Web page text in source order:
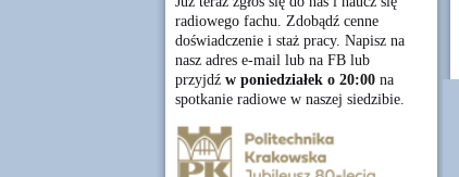
radiowego fachu. Zdobądź cenne
doświadczenie i staż pracy. Napisz na
nasz adres e-mail lub na FB lub
przyjdź w poniedziałek o 20:00na
spotkanie radiowe w naszej siedzibie.